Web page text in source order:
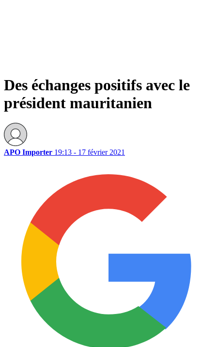
Des échanges positifs avec le
président mauritanien
APO Importer 19:13 - 17 février 2021